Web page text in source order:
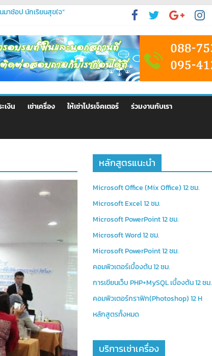
าช้อป นักเรียนสุขใจ”
คุณ
เงิน เช่าเครื่อง ให้เช่าโปรเจ็คเตอร์
ร่วมงานกับเรา
หลักสูตรแนะนำ
Microsoft Office (Mix Office) 12 ชม.
Microsoft Excel 12 ชม.
Microsoft PowerPoint 12 ชม.
Microsoft Word 12 ชม.
Microsoft PowerPoint 12 ชม.
คอมพิวเตอร์เบื้องต้น 12 ชม.
การเขียนเว็บ PHP+MySQL เบื้องต้น 12 ชม.
คอมพิวเตอร์กราฟิก(Photoshop) 12 H
หลักสูตรท้ังหมด
บริการเช่าเครื่อง